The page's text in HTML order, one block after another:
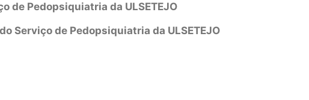
de Pedopsiquiatria da ULSETEJO
Serviço de Pedopsiquiatria da ULSETEJO